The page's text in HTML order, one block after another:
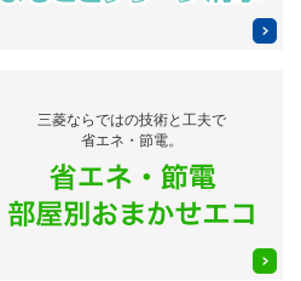
三菱ならではの技術と工夫で
省エネ・節電。